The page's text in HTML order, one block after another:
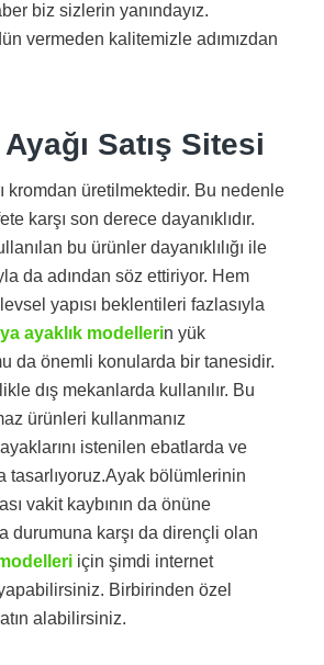
biz sizlerin yanındayız.
vermeden kalitemizle adımızdan
Satış Sitesi
kromdan üretilmektedir. Bu nedenle
karşı son derece dayanıklıdır.
bu ürünler dayanıklılığı ile
da adından söz ettiriyor. Hem
yapısı beklentileri fazlasıyla
ayaklık modellerin yük
da önemli konularda bir tanesidir.
dış mekanlarda kullanılır. Bu
ürünleri kullanmanız
istenilen ebatlarda ve
tasarlıyoruz.Ayak bölümlerinin
vakit kaybının da önüne
durumuna karşı da dirençli olan
için şimdi internet
Birbirinden özel
alabilirsiniz.